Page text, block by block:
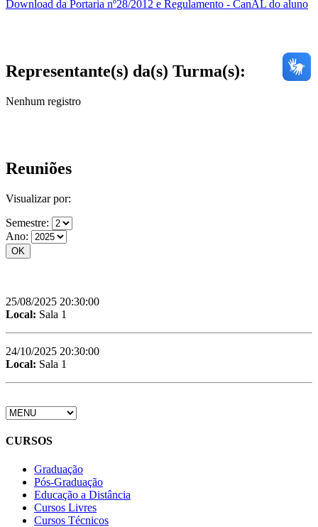
Download da Portaria nº28/2012 e Regulamento - CanAL do aluno
Representante(s) da(s) Turma(s):
Nenhum registro
Reuniões
Visualizar por:
Semestre:
Ano:
25/08/2025 20:30:00
Local: Sala 1
24/10/2025 20:30:00
Local: Sala 1
CURSOS
Graduação
Pós-Graduação
Educação a Distância
Cursos Livres
Cursos Técnicos